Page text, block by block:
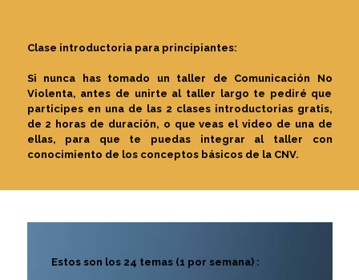
Clase introductoria para principiantes:
Si nunca has tomado un taller de Comunicación No
Violenta, antes de unirte al taller largo te pediré que
participes en una de las 2 clases introductorias gratis,
de 2 horas de duración, o que veas el video de una de
ellas, para que te puedas integrar al taller con
conocimiento de los conceptos básicos de la CNV.
Estos son los 24 temas (1 por semana) :